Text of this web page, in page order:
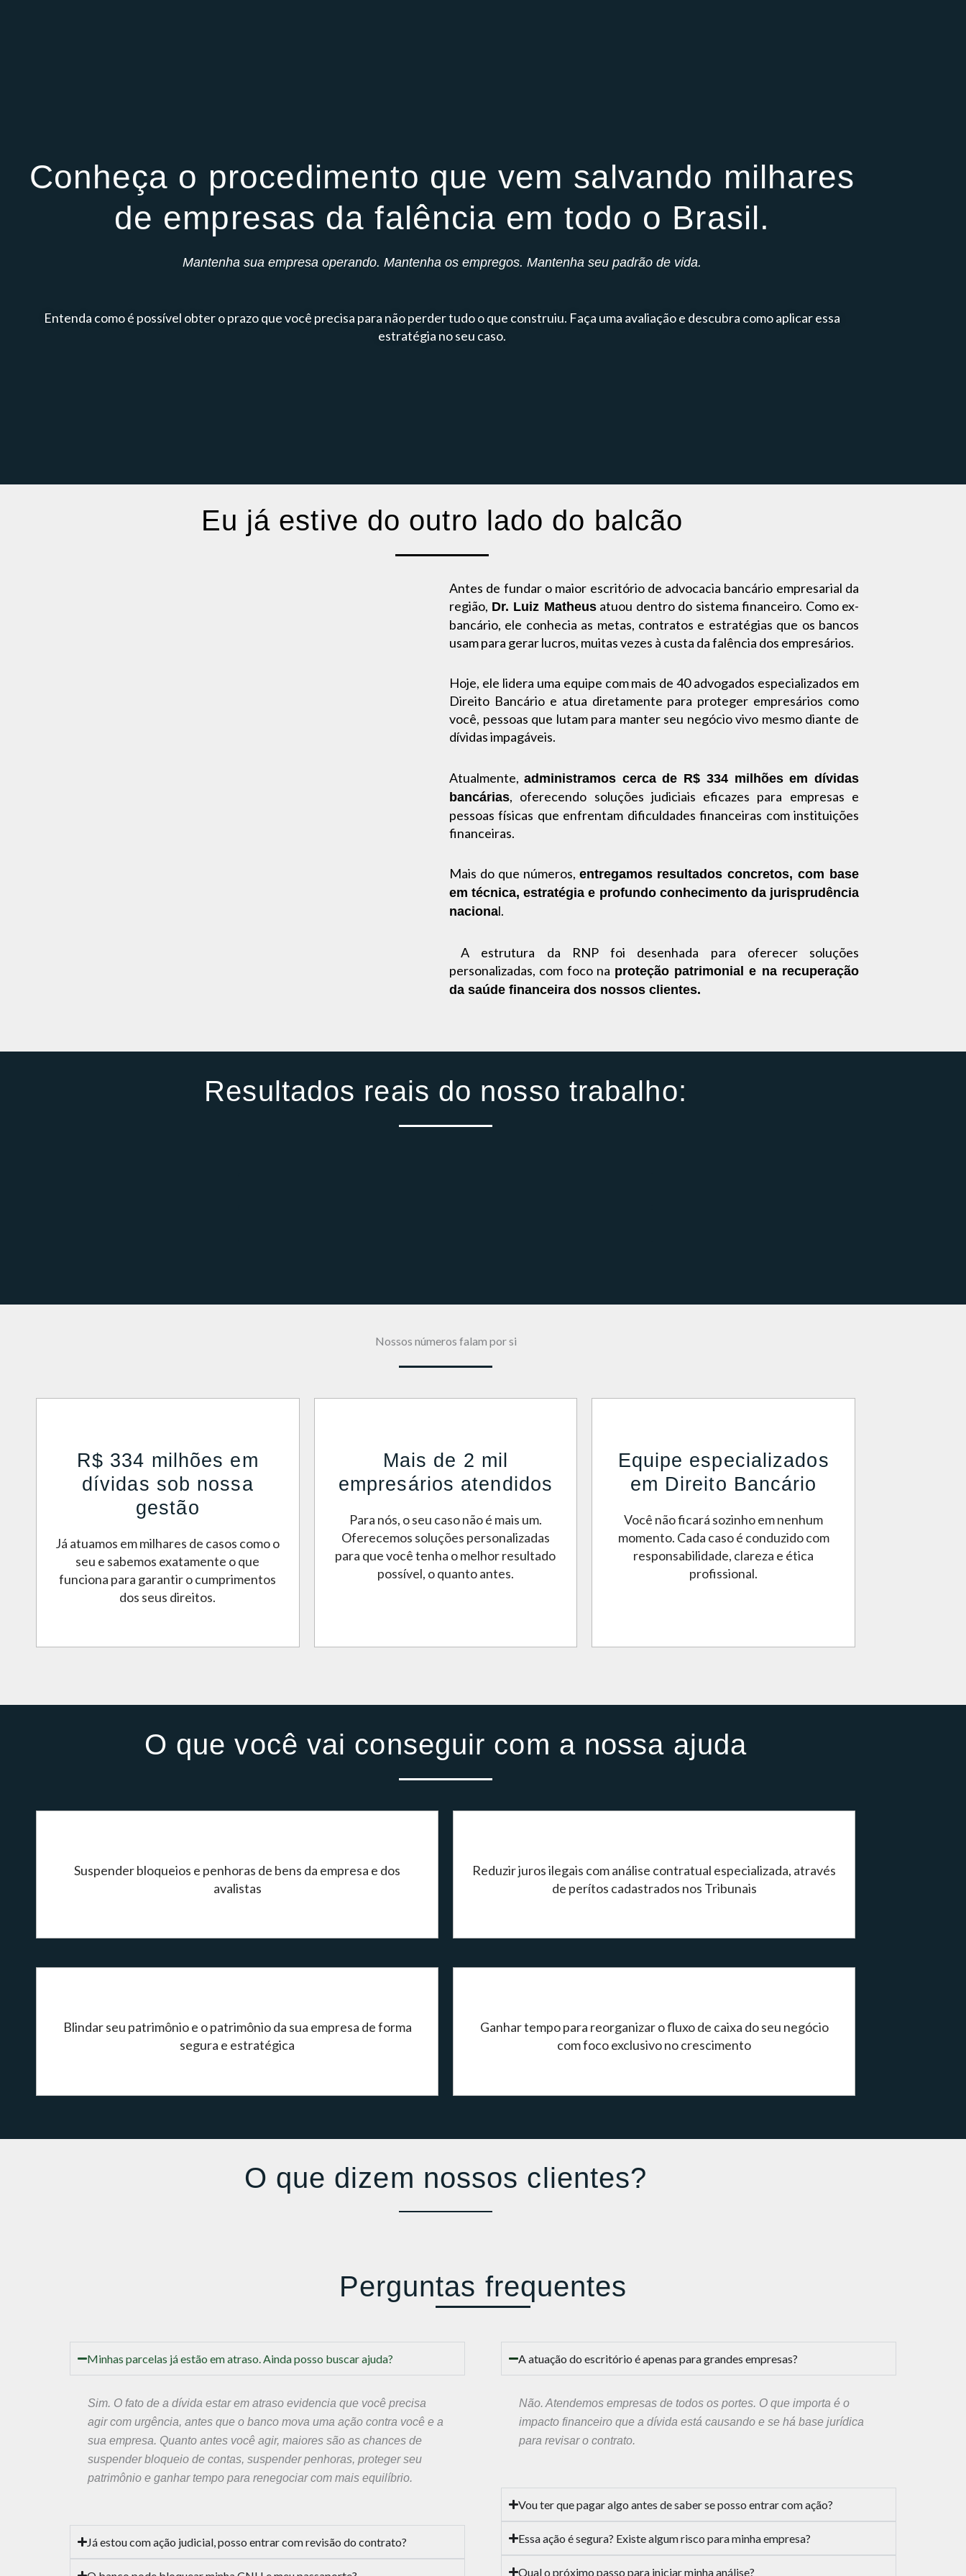
Conheça o procedimento que vem salvando milhares
de empresas da falência em todo o Brasil.
Mantenha sua empresa operando. Mantenha os empregos. Mantenha seu padrão de vida.
Entenda como é possível obter o prazo que você precisa para não perder tudo o que construiu. Faça uma avaliação e descubra como aplicar essa
estratégia no seu caso.
Eu já estive do outro lado do balcão
Antes de fundar o maior escritório de advocacia bancário empresarial da
região, Dr. Luiz Matheusatuou dentro do sistema financeiro. Como ex-
bancário, ele conhecia as metas, contratos e estratégias que os bancos
usam para gerar lucros, muitas vezes à custa da falência dos empresários.
Hoje, ele lidera uma equipe com mais de 40 advogados especializados em
Direito Bancário e atua diretamente para proteger empresários como
você, pessoas que lutam para manter seu negócio vivo mesmo diante de
dívidas impagáveis.
Atualmente, administramos cerca de R$ 334 milhões em dívidas
bancárias, oferecendo soluções judiciais eficazes para empresas e
pessoas físicas que enfrentam dificuldades financeiras com instituições
financeiras.
Mais do que números, entregamos resultados concretos, com base
em técnica, estratégia e profundo conhecimento da jurisprudência
nacional.
A estrutura da RNP foi desenhada para oferecer soluções
personalizadas, com foco na proteção patrimonial e na recuperação
da saúde financeira dos nossos clientes.
Resultados reais do nosso trabalho:
Nossos números falam por si
R$ 334 milhões em
dívidas sob nossa
gestão
Já atuamos em milhares de casos como o
seu e sabemos exatamente o que
funciona para garantir o cumprimentos
dos seus direitos.
Mais de 2 mil
empresários atendidos
Para nós, o seu caso não é mais um.
Oferecemos soluções personalizadas
para que você tenha o melhor resultado
possível, o quanto antes.
Equipe especializados
em Direito Bancário
Você não ficará sozinho em nenhum
momento. Cada caso é conduzido com
responsabilidade, clareza e ética
profissional.
O que você vai conseguir com a nossa ajuda
Suspender bloqueios e penhoras de bens da empresa e dos
avalistas
Reduzir juros ilegais com análise contratual especializada, através
de perítos cadastrados nos Tribunais
Blindar seu patrimônio e o patrimônio da sua empresa de forma
segura e estratégica
Ganhar tempo para reorganizar o fluxo de caixa do seu negócio
com foco exclusivo no crescimento
O que dizem nossos clientes?
Perguntas frequentes
Minhas parcelas já estão em atraso. Ainda posso buscar ajuda?
Sim. O fato de a dívida estar em atraso evidencia que você precisa
agir com urgência, antes que o banco mova uma ação contra você e a
sua empresa. Quanto antes você agir, maiores são as chances de
suspender bloqueio de contas, suspender penhoras, proteger seu
patrimônio e ganhar tempo para renegociar com mais equilíbrio.
Já estou com ação judicial, posso entrar com revisão do contrato?
A atuação do escritório é apenas para grandes empresas?
Não. Atendemos empresas de todos os portes. O que importa é o
impacto financeiro que a dívida está causando e se há base jurídica
para revisar o contrato.
Vou ter que pagar algo antes de saber se posso entrar com ação?
Essa ação é segura? Existe algum risco para minha empresa?
Qual o próximo passo para iniciar minha análise?